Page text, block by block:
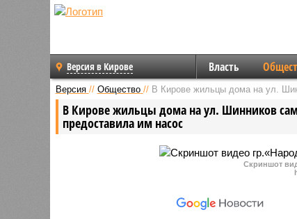
Версия в Кирове Власть
Версия // Общество // В Кирове жильцы дома на ул.
В Кирове жильцы дома на ул. Шинников
предоставила им насос
Скриншот